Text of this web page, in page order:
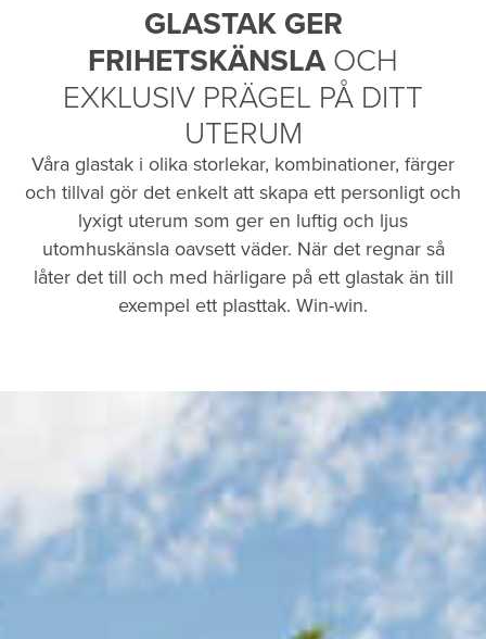
GLASTAK GER
FRIHETSKÄNSLA OCH
EXKLUSIV PRÄGEL PÅ DITT
UTERUM
Våra glastak i olika storlekar, kombinationer, färger
och tillval gör det enkelt att skapa ett personligt och
lyxigt uterum som ger en luftig och ljus
utomhuskänsla oavsett väder. När det regnar så
låter det till och med härligare på ett glastak än till
exempel ett plasttak. Win-win.